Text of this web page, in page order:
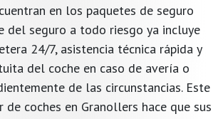
en los paquetes de seguro
del seguro a todo riesgo ya incluye
24/7, asistencia técnica rápida y
del coche en caso de avería o
de las circunstancias. Este
coches en Granollers hace que sus